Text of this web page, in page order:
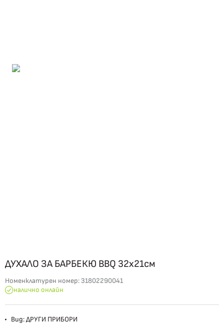
ДУХАЛО ЗА БАРБЕКЮ BBQ 32х21см
Номенклатурен номер: 31802290041
налично онлайн
Вид: ДРУГИ ПРИБОРИ